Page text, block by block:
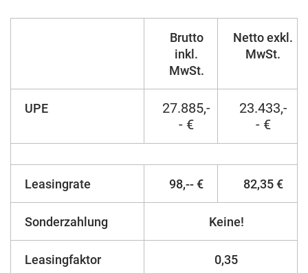
Brutto
inkl.
MwSt.
Netto exkl.
MwSt.
UPE
27.885,-
- €
23.433,-
- €
Leasingrate 98,-- € 82,35 €
Sonderzahlung Keine!
Leasingfaktor 0,35